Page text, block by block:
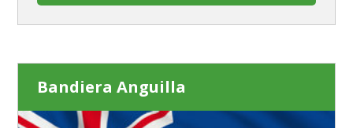
Bandiera Anguilla